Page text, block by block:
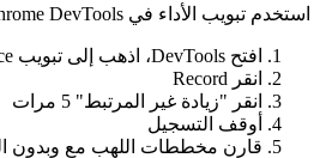
استخدم تبويب الأداء في Chrome DevTools للتسجيل والمقارنة:
افتح DevTools، اذهب إلى تبويب Performance
انقر Record
انقر "زيادة غير المرتبط" 5 مرات
أوقف التسجيل
قارن مخططات اللهب مع وبدون